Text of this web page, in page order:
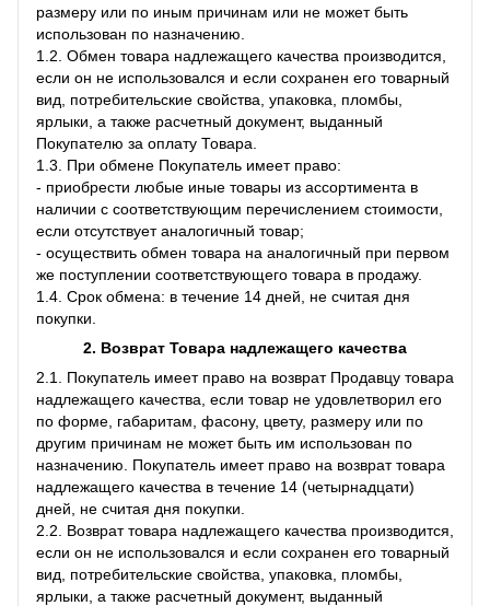
размеру или по иным причинам или не может быть
использован по назначению.
1.2. Обмен товара надлежащего качества производится,
если он не использовался и если сохранен его товарный
вид, потребительские свойства, упаковка, пломбы,
ярлыки, а также расчетный документ, выданный
Покупателю за оплату Товара.
1.3. При обмене Покупатель имеет право:
- приобрести любые иные товары из ассортимента в
наличии с соответствующим перечислением стоимости,
если отсутствует аналогичный товар;
- осуществить обмен товара на аналогичный при первом
же поступлении соответствующего товара в продажу.
1.4. Срок обмена: в течение 14 дней, не считая дня
покупки.
2. Возврат Товара надлежащего качества
2.1. Покупатель имеет право на возврат Продавцу товара
надлежащего качества, если товар не удовлетворил его
по форме, габаритам, фасону, цвету, размеру или по
другим причинам не может быть им использован по
назначению. Покупатель имеет право на возврат товара
надлежащего качества в течение 14 (четырнадцати)
дней, не считая дня покупки.
2.2. Возврат товара надлежащего качества производится,
если он не использовался и если сохранен его товарный
вид, потребительские свойства, упаковка, пломбы,
ярлыки, а также расчетный документ, выданный